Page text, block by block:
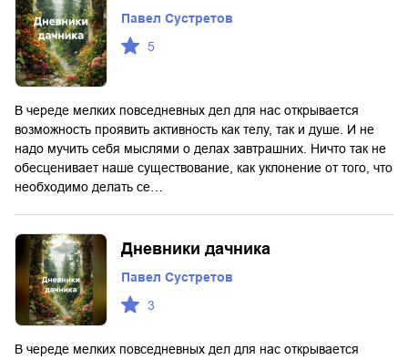
Павел Сустретов
5
В череде мелких повседневных дел для нас открывается
возможность проявить активность как телу, так и душе. И не
надо мучить себя мыслями о делах завтрашних. Ничто так не
обесценивает наше существование, как уклонение от того, что
необходимо делать се…
Дневники дачника
Павел Сустретов
3
В череде мелких повседневных дел для нас открывается